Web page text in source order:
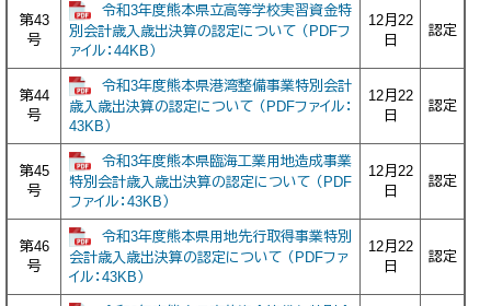
第43
号
令和3年度熊本県立高等学校実習資金特
別会計歳入歳出決算の認定について （PDFフ
ァイル：44KB）
12月22
日
認定
第44
号
令和3年度熊本県港湾整備事業特別会計
歳入歳出決算の認定について （PDFファイル：
43KB）
12月22
日
認定
第45
号
令和3年度熊本県臨海工業用地造成事業
特別会計歳入歳出決算の認定について （PDF
ファイル：43KB）
12月22
日
認定
第46
号
令和3年度熊本県用地先行取得事業特別
会計歳入歳出決算の認定について （PDFファ
イル：43KB）
12月22
日
認定